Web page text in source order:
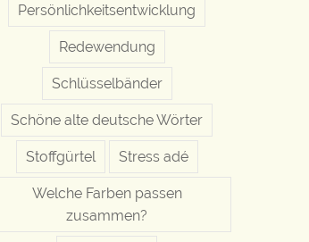
Persönlichkeitsentwicklung
Redewendung
Schlüsselbänder
Schöne alte deutsche Wörter
Stoffgürtel Stress adé
Welche Farben passen
zusammen?